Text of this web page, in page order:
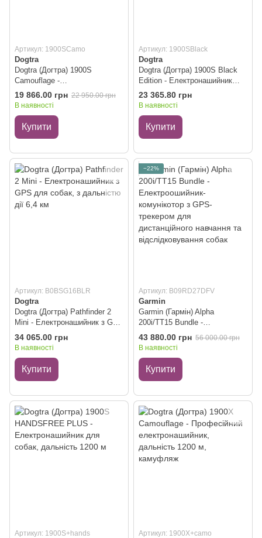
Артикул: 1900SCamo
Dogtra
Dogtra (Догтра) 1900S
Camouflage -
Електронашийник для собак,
дальність 1200 м, Камуфлж
19 866.00 грн 22 950.00 грн
В наявності
Купити
Артикул: 1900SBlack
Dogtra
Dogtra (Догтра) 1900S Black
Edition - Електронашийник
для собак, дальність 1600 м
23 365.80 грн
В наявності
Купити
Артикул: B0BSG16BLR
Dogtra
Dogtra (Догтра) Pathfinder 2
Mini - Електронашийник з GPS
для собак, з дальністю дії 6,4
км
34 065.00 грн
В наявності
Купити
−22%
Артикул: B09RD27DFV
Garmin
Garmin (Гармін) Alpha
200i/TT15 Bundle -
Електроошийник-комунікотор
з GPS-трекером для
відслідковування собак
43 880.00 грн 56 000.00 грн
В наявності
Купити
Артикул: 1900S+hands Артикул: 1900X+camo